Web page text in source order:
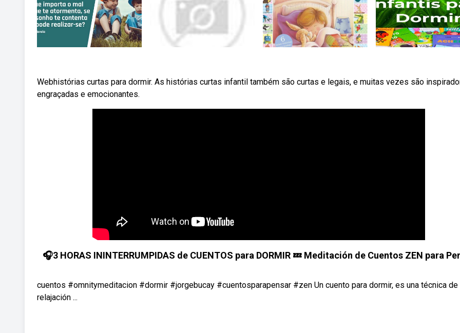
Webhistórias curtas para dormir. As histórias curtas infantil também são curtas e legais, e muitas vezes são
engraçadas e emocionantes.
🎧3 HORAS ININTERRUMPIDAS de CUENTOS para DORMIR 💤 Meditación de Cuentos ZEN para
cuentos #omnitymeditacion #dormir #jorgebucay #cuentosparapensar #zen Un cuento para dormir, es una técnica de
relajación ...